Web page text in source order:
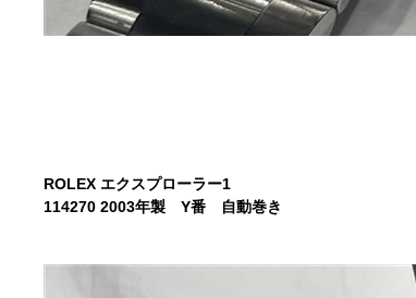
ROLEX エクスプローラー1
114270 2003年製 Y番 自動巻き